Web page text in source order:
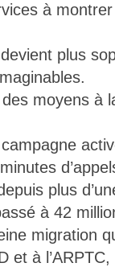
à
plus
moyens à
plus
à 42
migration
et à